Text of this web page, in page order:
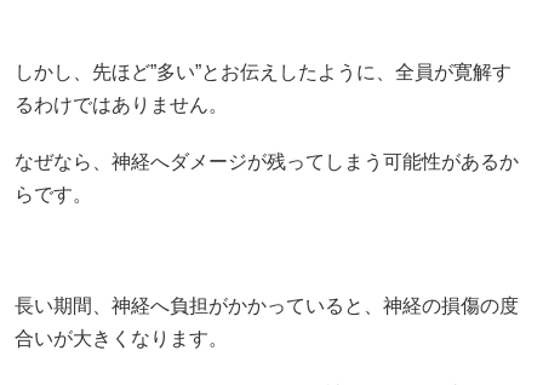
しかし、先ほど”多い”とお伝えしたように、全員が寛解す
るわけではありません。
なぜなら、神経へダメージが残ってしまう可能性があるか
らです。
長い期間、神経へ負担がかかっていると、神経の損傷の度
合いが大きくなります。